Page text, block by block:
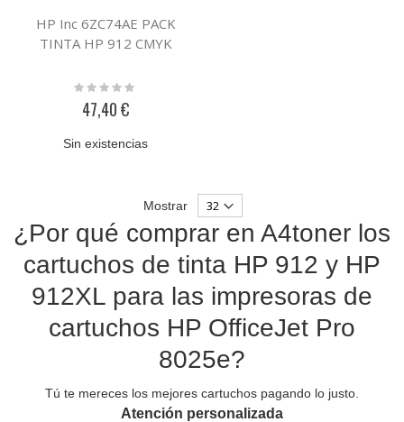
HP Inc 6ZC74AE PACK
TINTA HP 912 CMYK
Rating:
47,40 €
Sin existencias
Mostrar
¿Por qué comprar en A4toner los
cartuchos de tinta HP 912 y HP
912XL para las impresoras de
cartuchos HP OfficeJet Pro
8025e?
Tú te mereces los mejores cartuchos pagando lo justo.
Atención personalizada